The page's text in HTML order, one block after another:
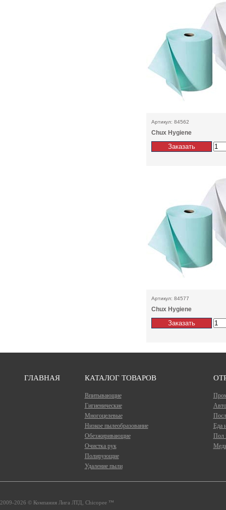
Артикул: 84562
Chux Hygiene
Артикул: 84577
Chux Hygiene
ГЛАВНАЯ КАТАЛОГ ТОВАРОВ
Впитывающие
Гигиенические
Многоцелевые
Низкое пылеобразование
Обезжиривающие
Очистка рук
Полирующие
Удаление пыли
Еда
Пол
2009-2026 © Компания Лига ЛТД, Chicopee ™